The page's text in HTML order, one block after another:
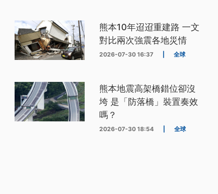
熊本10年迢迢重建路 一文
對比兩次強震各地災情
2026-07-30 16:37 全球
熊本地震高架橋錯位卻沒
垮 是「防落橋」裝置奏效
嗎？
2026-07-30 18:54 全球